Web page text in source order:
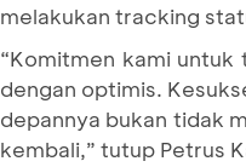
melakukan tracking
“Komitmen kami untuk
dengan optimis.
depannya bukan tidak
kembali,” tutup Petrus